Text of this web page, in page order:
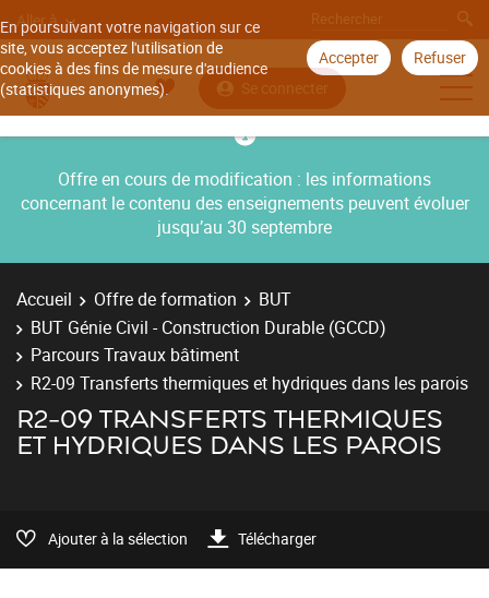
En poursuivant votre navigation sur ce
site, vous acceptez l'utilisation de
cookies à des fins de mesure d'audience
(statistiques anonymes).
Accepter Refuser
Aller à
Se connecter
Offre en cours de modification : les informations
concernant le contenu des enseignements peuvent évoluer
jusqu’au 30 septembre
Accueil Offre de formation
BUT
BUT Génie Civil - Construction Durable (GCCD)
Parcours Travaux bâtiment
R2-09 Transferts thermiques et hydriques dans les parois
R2-09 TRANSFERTS THERMIQUES
ET HYDRIQUES DANS LES PAROIS
Ajouter à la sélection Télécharger